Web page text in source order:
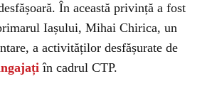
În această privință a fost
Iașului, Mihai Chirica, un
a activităților desfășurate de
în cadrul CTP.